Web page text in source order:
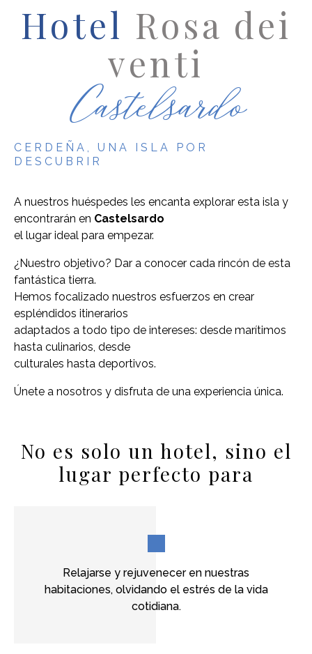
Hotel Rosa dei
venti
Castelsardo
CERDEÑA, UNA ISLA POR
DESCUBRIR
A nuestros huéspedes les encanta explorar esta isla y
encontrarán en Castelsardo
el lugar ideal para empezar.
¿Nuestro objetivo? Dar a conocer cada rincón de esta
fantástica tierra.
Hemos focalizado nuestros esfuerzos en crear
espléndidos itinerarios
adaptados a todo tipo de intereses: desde marítimos
hasta culinarios, desde
culturales hasta deportivos.
Únete a nosotros y disfruta de una experiencia única.
No es solo un hotel, sino el
lugar perfecto para
Relajarse y rejuvenecer en nuestras
habitaciones, olvidando el estrés de la vida
cotidiana.